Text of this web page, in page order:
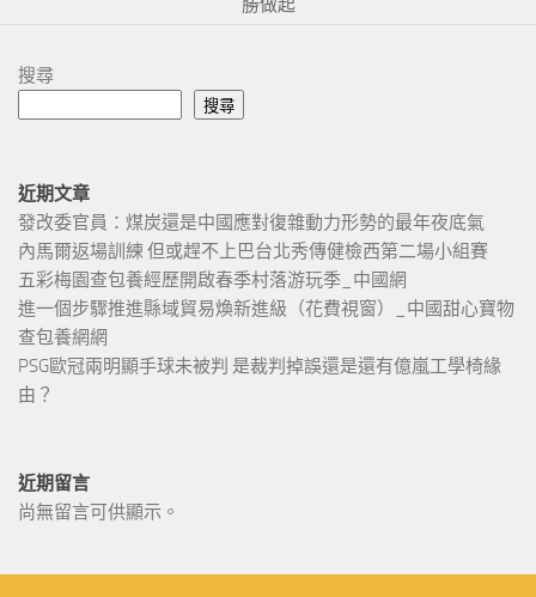
搜尋
搜尋
近期文章
發改委官員：煤炭還是中國應對復雜動力形勢的最年夜底氣
內馬爾返場訓練 但或趕不上巴台北秀傳健檢西第二場小組賽
五彩梅園查包養經歷開啟春季村落游玩季_中國網
進一個步驟推進縣域貿易煥新進級（花費視窗）_中國甜心寶物
查包養網網
PSG歐冠兩明顯手球未被判 是裁判掉誤還是還有億嵐工學椅緣
由？
近期留言
尚無留言可供顯示。